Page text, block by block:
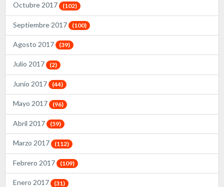
Octubre 2017 (102)
Septiembre 2017 (100)
Agosto 2017 (39)
Julio 2017 (2)
Junio 2017 (44)
Mayo 2017 (96)
Abril 2017 (59)
Marzo 2017 (112)
Febrero 2017 (109)
Enero 2017 (31)